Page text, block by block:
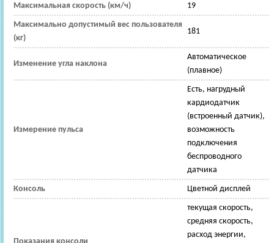
Максимальная скорость (км/ч) 19
Максимально допустимый вес пользователя
(кг)
181
Изменение угла наклона
Автоматическое
(плавное)
Измерение пульса
Есть, нагрудный
кардиодатчик
(встроенный датчик),
возможность
подключения
беспроводного
датчика
Консоль Цветной дисплей
текущая скорость,
средняя скорость,
расход энергии,